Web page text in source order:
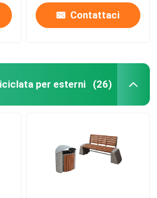
Contattaci
per esterni (26)